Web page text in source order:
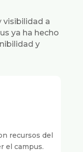
visibilidad a
ya ha hecho
y
recursos del
el campus.